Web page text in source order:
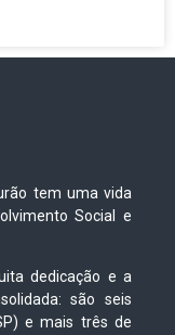
tem uma vida
Social e
dedicação e a
são seis
e mais três de